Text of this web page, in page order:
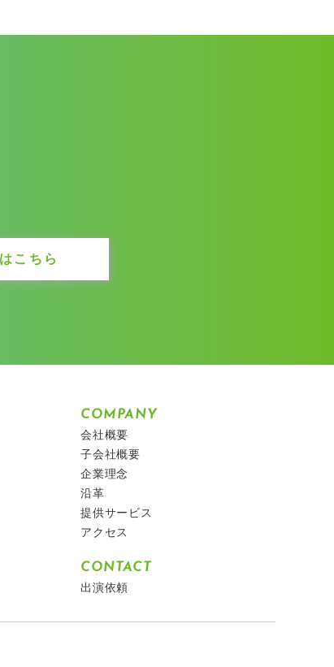
こちら
COMPANY
会社概要
子会社概要
企業理念
沿革
提供サービス
アクセス
CONTACT
出演依頼